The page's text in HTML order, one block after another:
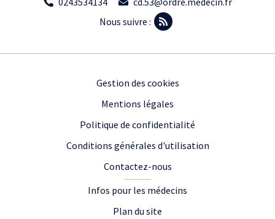
Nous suivre :
Gestion des cookies
Mentions légales
Politique de confidentialité
Conditions générales d'utilisation
Contactez-nous
Infos pour les médecins
Plan du site